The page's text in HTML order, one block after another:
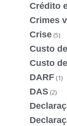
Crédito
Crimes
Crise (5)
Custo
Custo
DARF (1)
DAS (2)